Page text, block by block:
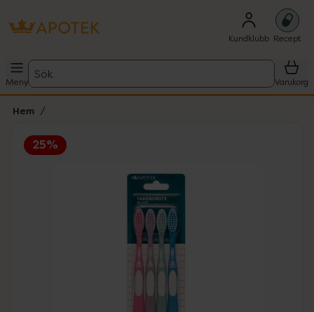
Kundklubb Recept
Meny
Sök
Varukorg
Hem
25%
Lista: . Innehåller 1 objekt.